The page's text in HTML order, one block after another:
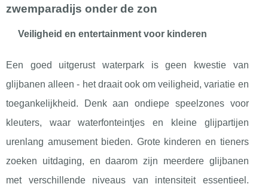
zwemparadijs onder de zon
Veiligheid en entertainment voor kinderen
Een goed uitgerust waterpark is geen kwestie van
glijbanen alleen - het draait ook om veiligheid, variatie en
toegankelijkheid. Denk aan ondiepe speelzones voor
kleuters, waar waterfonteintjes en kleine glijpartijen
urenlang amusement bieden. Grote kinderen en tieners
zoeken uitdaging, en daarom zijn meerdere glijbanen
met verschillende niveaus van intensiteit essentieel.